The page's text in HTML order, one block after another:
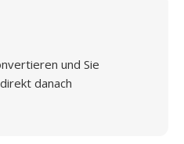
und Sie
danach